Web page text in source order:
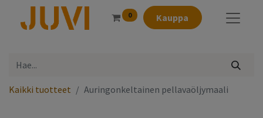
0 Kauppa
Kaikki tuotteet Auringonkeltainen pellavaöljymaali